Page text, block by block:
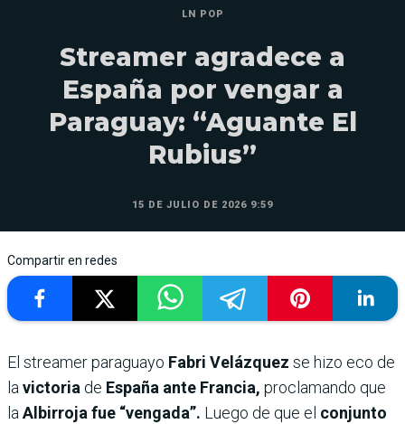
LN POP
Streamer agradece a
España por vengar a
Paraguay: “Aguante El
Rubius”
15 DE JULIO DE 2026 9:59
Compartir en redes
El streamer paraguayo Fabri Velázquez se hizo eco de
lavictoria de España ante Francia, proclamando que
laAlbirroja fue “vengada”. Luego de que el conjunto